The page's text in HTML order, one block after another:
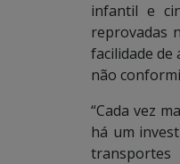
infantil e
reprovadas
facilidade de
não
“Cada vez
há um